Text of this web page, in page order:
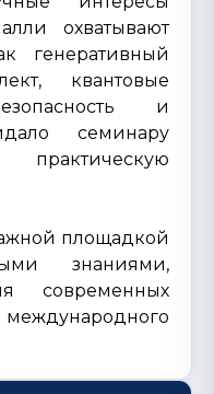
охватывают
генеративный
квантовые
и
семинару
площадкой
знаниями,
современных